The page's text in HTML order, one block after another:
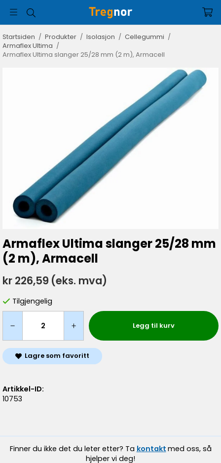
Startsiden / Produkter / Isolasjon / Cellegummi /
Armaflex Ultima /
Armaflex Ultima slanger 25/28 mm (2 m), Armacell
Armaflex Ultima slanger 25/28 mm
(2 m), Armacell
kr 226,59 (eks. mva)
Tilgjengelig
Legg til kurv
Lagre som favoritt
Artikkel-ID:
10753
Finner du ikke det du leter etter? Ta kontakt med oss, så
hjelper vi deg!